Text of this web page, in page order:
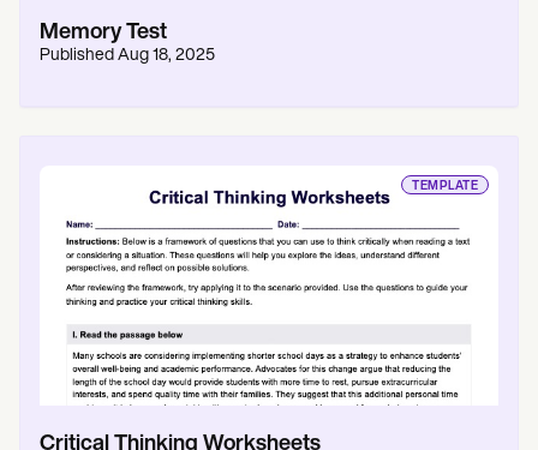
Memory Test
Published Aug 18, 2025
TEMPLATE
Critical Thinking Worksheets